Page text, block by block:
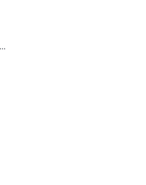
Une décision affirmée